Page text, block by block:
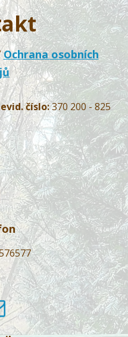
Ochrana osobních
číslo:370 200 - 825